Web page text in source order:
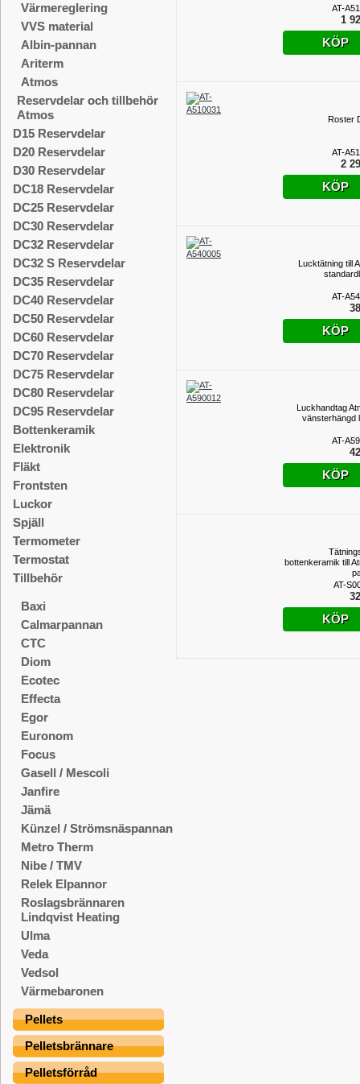
Värmereglering
VVS material
Albin-pannan
Ariterm
Atmos
Reservdelar och tillbehör
Atmos
D15 Reservdelar
D20 Reservdelar
D30 Reservdelar
DC18 Reservdelar
DC25 Reservdelar
DC30 Reservdelar
DC32 Reservdelar
DC32 S Reservdelar
DC35 Reservdelar
DC40 Reservdelar
DC50 Reservdelar
DC60 Reservdelar
DC70 Reservdelar
DC75 Reservdelar
DC80 Reservdelar
DC95 Reservdelar
Bottenkeramik
Elektronik
Fläkt
Frontsten
Luckor
Spjäll
Termometer
Termostat
Tillbehör
Baxi
Calmarpannan
CTC
Diom
Ecotec
Effecta
Egor
Euronom
Focus
Gasell / Mescoli
Janfire
Jämä
Künzel / Strömsnäspannan
Metro Therm
Nibe / TMV
Relek Elpannor
Roslagsbrännaren
Lindqvist Heating
Ulma
Veda
Vedsol
Värmebaronen
Pellets
Pelletsbrännare
Pelletsförråd
AT-
1
KÖP
Roster
AT-
2
KÖP
Lucktätning till
AT-
KÖP
Luckhandtag
vänsterhängd
AT-
KÖP
bottenkeramik till
AT-
KÖP